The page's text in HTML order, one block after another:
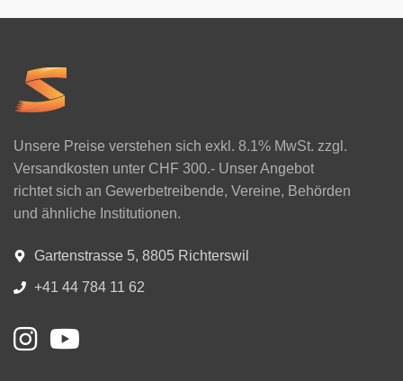
Unsere Preise verstehen sich exkl. 8.1% MwSt. zzgl.
Versandkosten unter CHF 300.- Unser Angebot
richtet sich an Gewerbetreibende, Vereine, Behörden
und ähnliche Institutionen.
Gartenstrasse 5, 8805 Richterswil
+41 44 784 11 62